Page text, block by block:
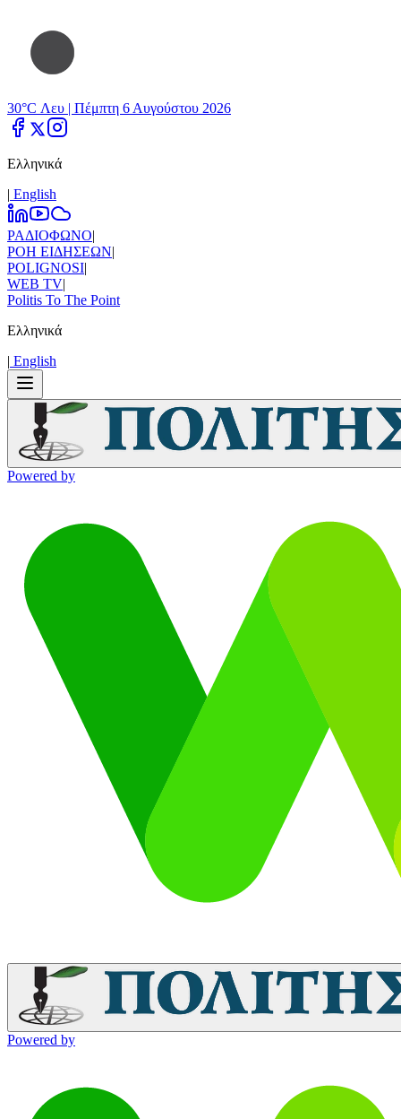
30°C Λευ | Πέμπτη 6 Αυγούστου 2026
Ελληνικά
| Εnglish
ΡΑΔΙΟΦΩΝΟ|
ΡΟΗ ΕΙΔΗΣΕΩΝ|
POLIGNOSI|
WEB TV|
Politis To The Point
Ελληνικά
| Εnglish
Powered by
Powered by